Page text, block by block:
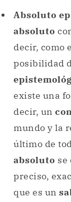
Absoluto
absoluto
decir, como
posibilidad
existe una
decir, un
mundo y la
último de
absoluto se
preciso,
que es un